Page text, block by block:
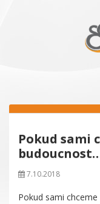
Pokud sami
7.10.2018
Pokud sami